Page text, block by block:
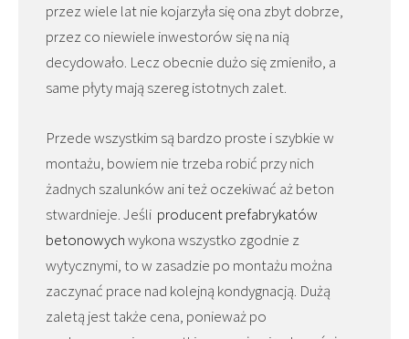
przez wiele lat nie kojarzyła się ona zbyt dobrze,
przez co niewiele inwestorów się na nią
decydowało. Lecz obecnie dużo się zmieniło, a
same płyty mają szereg istotnych zalet.
Przede wszystkim są bardzo proste i szybkie w
montażu, bowiem nie trzeba robić przy nich
żadnych szalunków ani też oczekiwać aż beton
stwardnieje. Jeśli producent prefabrykatów
betonowychwykona wszystko zgodnie z
wytycznymi, to w zasadzie po montażu można
zaczynać prace nad kolejną kondygnacją. Dużą
zaletą jest także cena, ponieważ po